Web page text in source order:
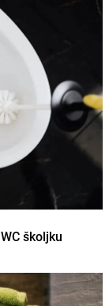
školjku